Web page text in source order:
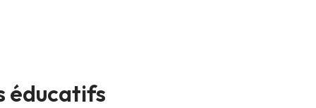
éducatifs